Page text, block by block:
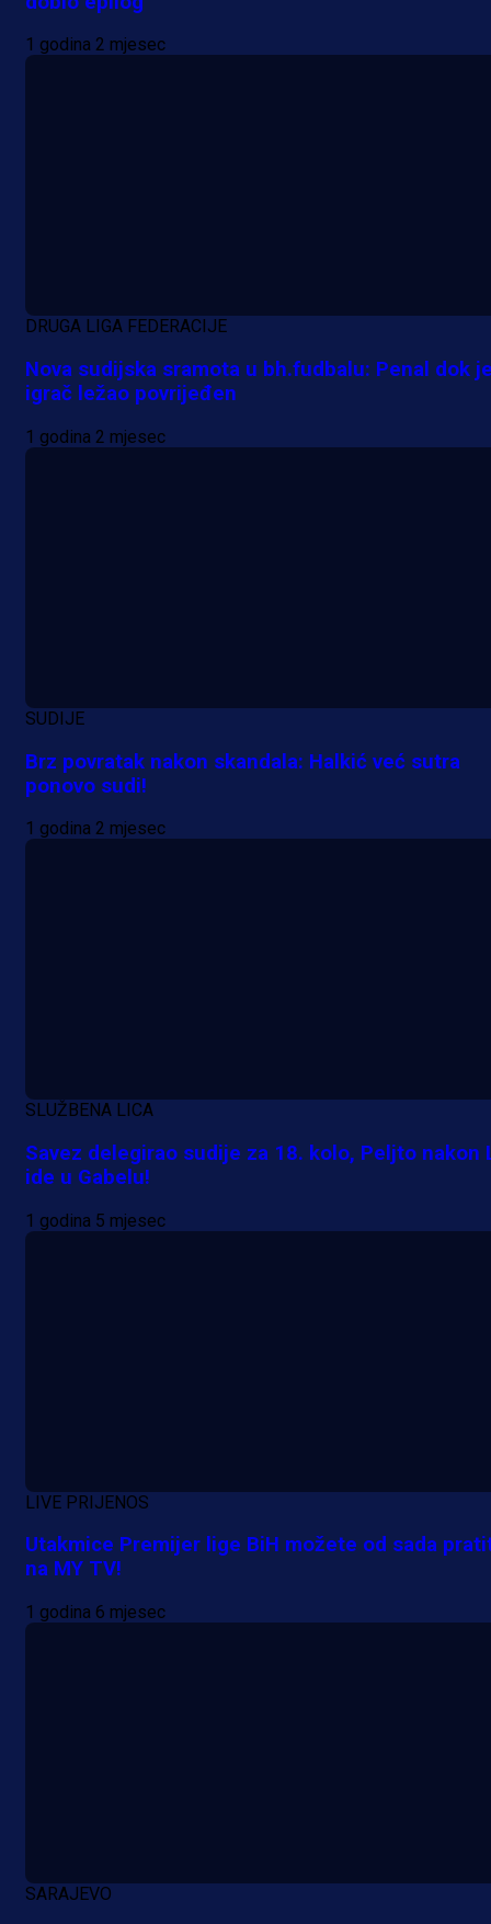
1 dan 19 h
A Selekcija
1 godina 2 mjesec
DRUGA LIGA FEDERACIJE
Nova sudijska sramota u bh.fudbalu: Penal dok
igrač ležao povrijeđen
1 godina 2 mjesec
SUDIJE
Brz povratak nakon skandala: Halkić već sutra
ponovo sudi!
1 godina 2 mjesec
SLUŽBENA LICA
Savez delegirao sudije za 18. kolo, Peljto nakon
ide u Gabelu!
1 godina 5 mjesec
LIVE PRIJENOS
Utakmice Premijer lige BiH možete od sada
na MY TV!
1 godina 6 mjesec
SARAJEVO